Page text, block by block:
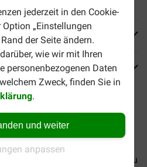
jederzeit in den Cookie-
„Einstellungen
der Seite ändern.
wie wir mit Ihren
personenbezogenen Daten
Zweck, finden Sie in
.
und weiter
anpassen
Royal Canin Adult